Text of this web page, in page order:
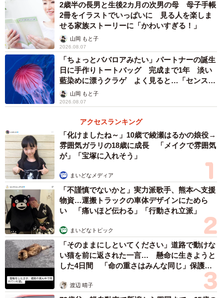
▽株式会社ボディスプラウト／「いい姿勢」だと思う芸能
人ランキング2024
https://seitai-shorts.com/column/pelvic-
column/202410318348.html
2歳半の長男と生後2カ月の次男の母 母子手帳
2冊をイラストでいっぱいに 見る人を楽しま
せる家族ストーリーに「かわいすぎる！」
山岡 もと子
2026.08.07
「ちょっとババロアみたい」パートナーの誕生
日に手作りトートバッグ 完成まで1年 淡い
藍染めに漂うクラゲ よく見ると…「センスす
ごい」山岡 もと子
2026.08.07
アクセスランキング
「化けましたね～」10歳で綾瀬はるかの娘役→
雰囲気ガラリの18歳に成長 「メイクで雰囲気
が」「宝塚に入れそう」
まいどなメディア
「不謹慎でないかと」実力派歌手、熊本へ支援
物資…運搬トラックの車体デザインにためら
い 「痛いほど伝わる」「行動され立派」
まいどなトピック
「そのままにしといてください」道路で動けな
い猫を前に返された一言… 懸命に生きようと
した4日間 「命の重さはみんな同じ」保護団
渡辺 晴子